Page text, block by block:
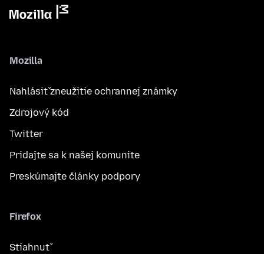
Mozilla
Nahlásiť zneužitie ochrannej známky
Zdrojový kód
Twitter
Pridajte sa k našej komunite
Preskúmajte články podpory
Firefox
Stiahnuť